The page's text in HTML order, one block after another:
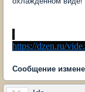
!
https://dzen.ru/
Сообщение